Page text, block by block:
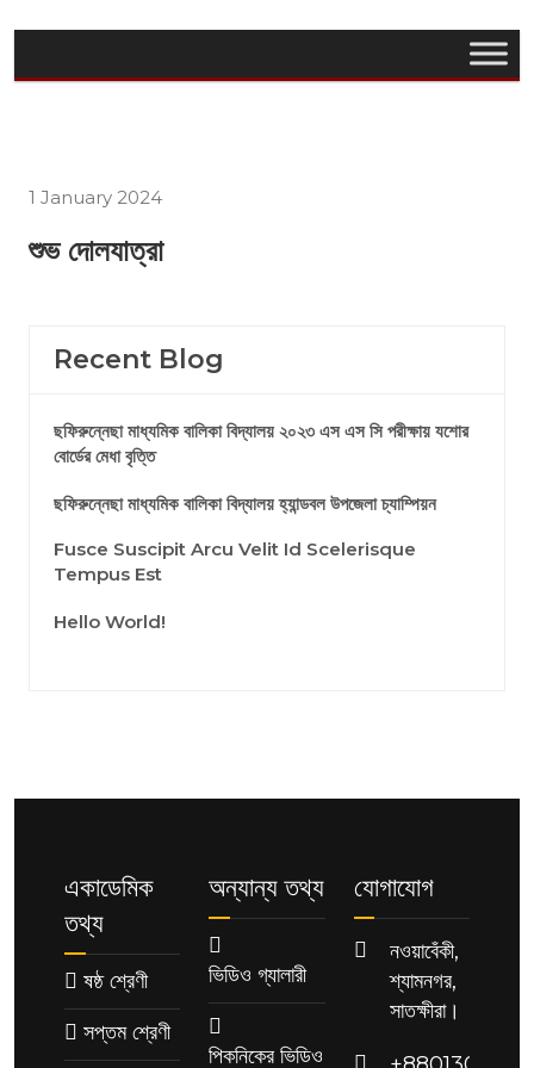
1 January 2024
শুভ দোলযাত্রা
Recent Blog
ছফিরুন্নেছা মাধ্যমিক বালিকা বিদ্যালয় ২০২৩ এস এস সি পরীক্ষায় যশোর
বোর্ডের মেধা বৃত্তি
ছফিরুন্নেছা মাধ্যমিক বালিকা বিদ্যালয় হ্যান্ডবল উপজেলা চ্যাম্পিয়ন
Fusce Suscipit Arcu Velit Id Scelerisque
Tempus Est
Hello World!
একাডেমিক
তথ্য
ষষ্ঠ শ্রেণী
সপ্তম শ্রেণী
অন্যান্য তথ্য
ভিডিও গ্যালারী
পিকনিকের ভিডিও
যোগাযোগ
নওয়াবেঁকী,
শ্যামনগর,
সাতক্ষীরা।